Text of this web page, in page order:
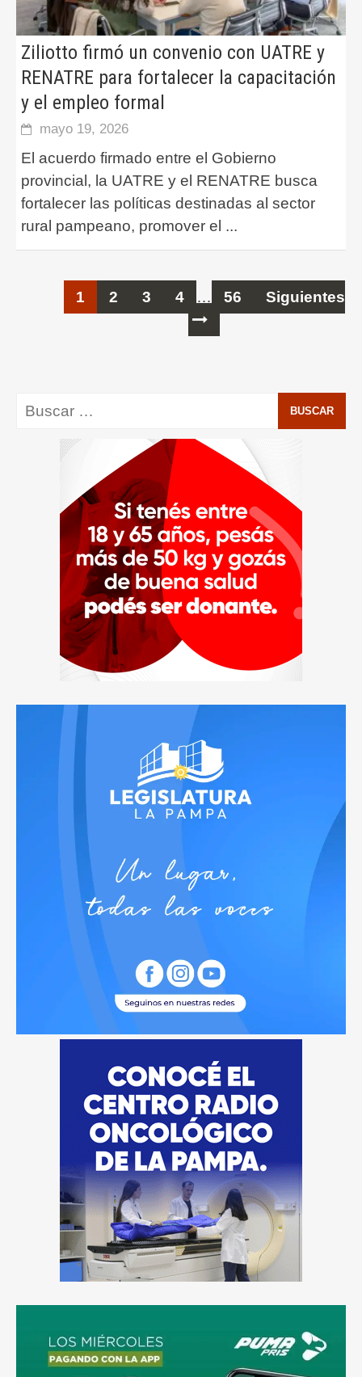
Ziliotto firmó un convenio con UATRE y
RENATRE para fortalecer la capacitación
y el empleo formal
mayo 19, 2026
El acuerdo firmado entre el Gobierno
provincial, la UATRE y el RENATRE busca
fortalecer las políticas destinadas al sector
rural pampeano, promover el ...
1 2 3 4 … 56 Siguientes
Buscar: